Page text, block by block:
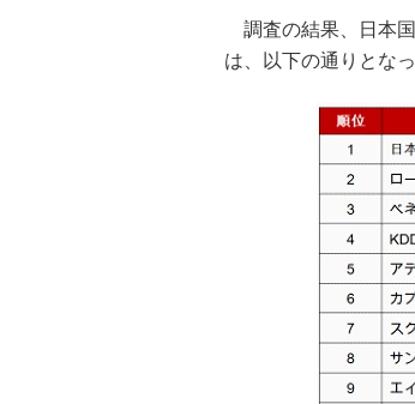
調査の結果、日本
は、以下の通りとなっ